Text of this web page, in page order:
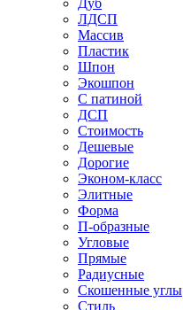
Дуб
ЛДСП
Массив
Пластик
Шпон
Экошпон
С патиной
ДСП
Стоимость
Дешевые
Дорогие
Эконом-класс
Элитные
Форма
П-образные
Угловые
Прямые
Радиусные
Скошенные углы
Стиль